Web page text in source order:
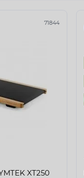
71844
XT250